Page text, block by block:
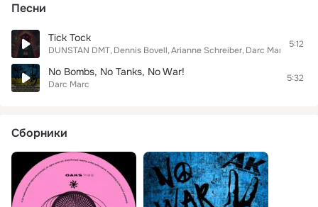
Песни
Tick Tock
DUNSTAN DMT Dennis Bovell Arianne Schreiber Darc Marc
5:12
No Bombs, No Tanks, No War!
Darc Marc
5:32
Сборники